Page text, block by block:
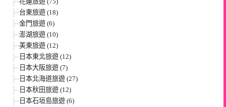
台東旅遊 (18)
金門旅遊 (6)
澎湖旅遊 (10)
美東旅遊 (12)
日本東北旅遊 (12)
日本大阪旅遊 (7)
日本北海道旅遊 (27)
日本秋田旅遊 (12)
日本石垣島旅遊 (6)